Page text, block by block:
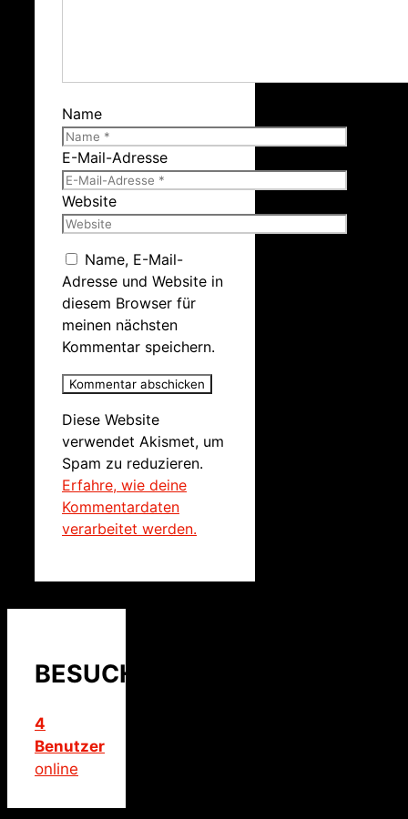
Name
E-Mail-Adresse
Website
Name, E-Mail-
Adresse und Website in
diesem Browser für
meinen nächsten
Kommentar speichern.
Diese Website
verwendet Akismet, um
Spam zu reduzieren.
Erfahre, wie deine
Kommentardaten
verarbeitet werden.
BESUCHER
4
Benutzer
online